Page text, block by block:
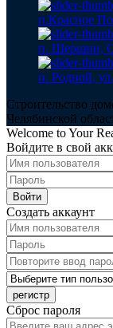
п.Красное
п. Шершни,
п. Родной,
Строительство
Челябинской
Welcome to Your
Войдите в свой
Войти
Создать аккаунт
регистр
Сброс пароля